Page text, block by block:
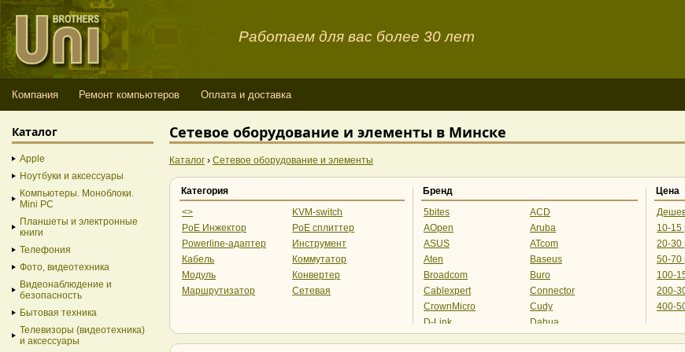
Работаем для вас более 30 лет
Компания Ремонт компьютеров Оплата и доставка
Сетевое оборудование и элементы в Минске
Каталог › Сетевое оборудование и элементы
Категория
<>
KVM-switch
PoE Инжектор
PoE сплиттер
Powerline-адаптер
Инструмент
Кабель
Коммутатор
Модуль
Конвертер
Маршрутизатор
Сетевая
Бренд
5bites
ACD
AOpen
Aruba
ASUS
ATcom
Aten
Baseus
Broadcom
Buro
Cablexpert
Connector
CrownMicro
Cudy
D-Link
Dahua
Цена
10-15
20-30
50-70
100-
200-
400-
Каталог
Apple
Ноутбуки и аксессуары
Компьютеры. Моноблоки.
Mini PC
Планшеты и электронные
книги
Телефония
Фото, видеотехника
Видеонаблюдение и
безопасность
Бытовая техника
Телевизоры (видеотехника)
и аксессуары